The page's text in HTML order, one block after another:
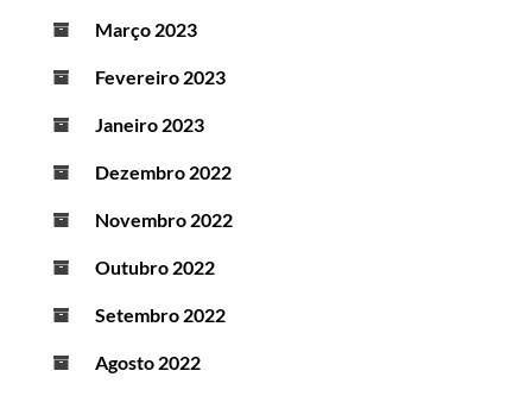
Março 2023
Fevereiro 2023
Janeiro 2023
Dezembro 2022
Novembro 2022
Outubro 2022
Setembro 2022
Agosto 2022